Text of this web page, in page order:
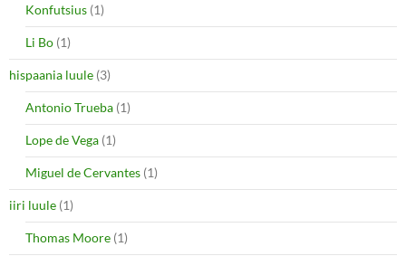
Konfutsius (1)
Li Bo (1)
hispaania luule (3)
Antonio Trueba (1)
Lope de Vega (1)
Miguel de Cervantes (1)
iiri luule (1)
Thomas Moore (1)